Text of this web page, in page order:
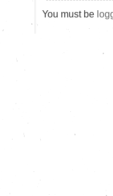
You must be